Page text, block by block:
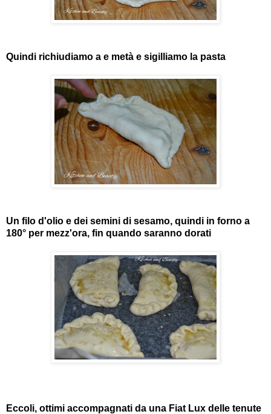
Quindi richiudiamo a e metà e sigilliamo la pasta
Un filo d'olio e dei semini di sesamo, quindi in forno a
180° per mezz'ora, fin quando saranno dorati
Eccoli, ottimi accompagnati da una Fiat Lux delle tenute